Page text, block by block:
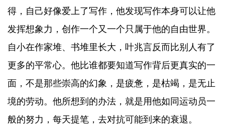
得，自己好像爱上了写作，他发现写作本身可以让他
发挥想象力，创作一个又一个只属于他的自由世界。
自小在作家堆、书堆里长大，叶兆言反而比别人有了
更多的平常心。他比谁都要知道写作背后更真实的一
面，不是那些崇高的幻象，是疲惫，是枯竭，是无止
境的劳动。他所想到的办法，就是用他如同运动员一
般的努力，每天提笔，去对抗可能到来的衰退。